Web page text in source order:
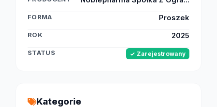
FORMA Proszek
ROK 2025
STATUS ✓ Zarejestrowany
Kategorie